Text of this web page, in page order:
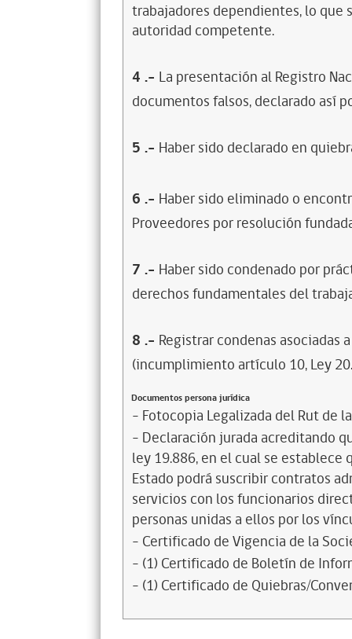
trabajadores dependientes, lo
autoridad competente.
4 .- La presentación al Registro
documentos falsos, declarado así
5 .- Haber sido declarado en
6 .- Haber sido eliminado o
Proveedores por resolución
7 .- Haber sido condenado por
derechos fundamentales del
8 .- Registrar condenas asociadas
(incumplimiento artículo 10, Ley
Documentos persona jurídica
- Fotocopia Legalizada del Rut de
- Declaración jurada acreditando
ley 19.886, en el cual se
Estado podrá suscribir contratos
servicios con los funcionarios
personas unidas a ellos por los
- Certificado de Vigencia de la
- (1) Certificado de Boletín de
- (1) Certificado de Quiebras/